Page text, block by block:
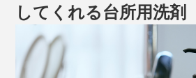
してくれる台所用洗剤